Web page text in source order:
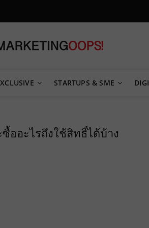
STARTUPS & SME
ออะไรถึงใช้สิทธิ์ได้บ้าง